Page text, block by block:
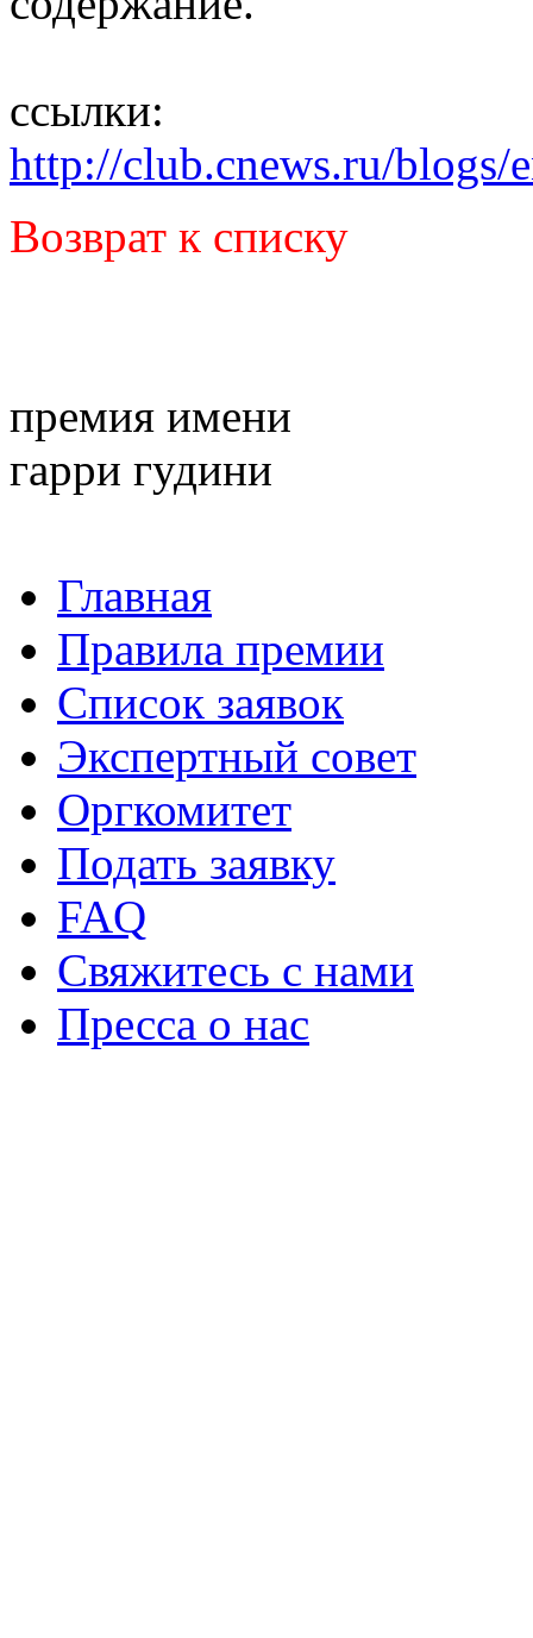
ссылки:
http://club.cnews.ru/blogs/
Возврат к списку
премия имени
гарри гудини
Главная
Правила премии
Список заявок
Экспертный совет
Оргкомитет
Подать заявку
FAQ
Свяжитесь с нами
Пресса о нас